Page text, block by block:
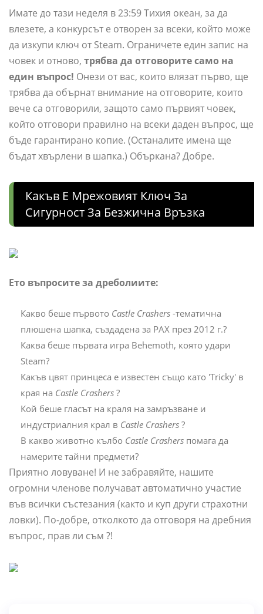
Имате до тази неделя в 23:59 Тихия океан, за да
влезете, а конкурсът е отворен за всеки, който може
да изкупи ключ от Steam. Ограничете един запис на
човек и отново, трябва да отговорите само на
един въпрос! Онези от вас, които влязат първо, ще
трябва да обърнат внимание на отговорите, които
вече са отговорили, защото само първият човек,
който отговори правилно на всеки даден въпрос, ще
бъде гарантирано копие. (Останалите имена ще
бъдат хвърлени в шапка.) Объркана? Добре.
Какъв Е Мрежовият Ключ За
Сигурност За Безжична Връзка
Ето въпросите за дреболиите:
Какво беше първото Castle Crashers -тематична
плюшена шапка, създадена за PAX през 2012 г.?
Каква беше първата игра Behemoth, която удари
Steam?
Какъв цвят принцеса е известен също като 'Tricky' в
края на Castle Crashers ?
Кой беше гласът на краля на замръзване и
индустриалния крал в Castle Crashers ?
В какво животно кълбо Castle Crashers помага да
намерите тайни предмети?
Приятно ловуване! И не забравяйте, нашите
огромни членове получават автоматично участие
във всички състезания (както и куп други страхотни
ловки). По-добре, отколкото да отговоря на дребния
въпрос, прав ли съм ?!